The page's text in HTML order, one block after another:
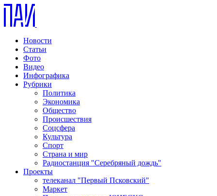
Новости
Статьи
Фото
Видео
Инфографика
Рубрики
Политика
Экономика
Общество
Происшествия
Соцсфера
Культура
Спорт
Страна и мир
Радиостанция "Серебряный дождь"
Проекты
телеканал "Первый Псковский"
Маркет